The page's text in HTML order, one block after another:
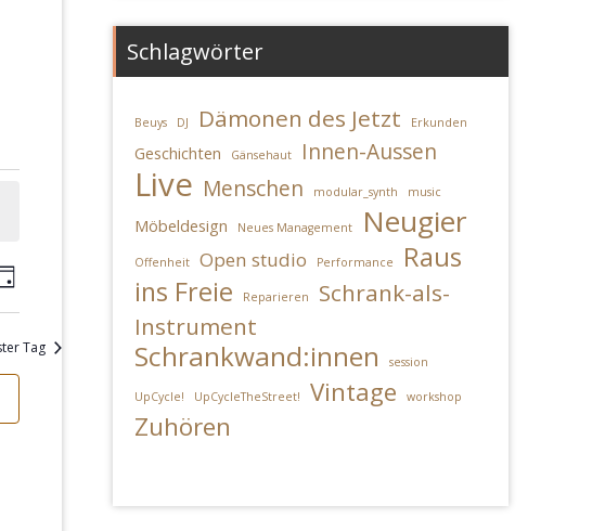
Veranstaltung
Ansichten-
Navigation
Tag
Schlagwörter
Beuys DJ Dämonen des Jetzt Erkunden
Geschichten Gänsehaut Innen-Aussen
Live Menschen modular_synth music
Möbeldesign Neues Management Neugier
Offenheit Open studio Performance
Raus
ins Freie
Reparieren
Schrank-als-
Instrument
Schrankwand:innen session
UpCycle! UpCycleTheStreet! Vintage workshop
Zuhören